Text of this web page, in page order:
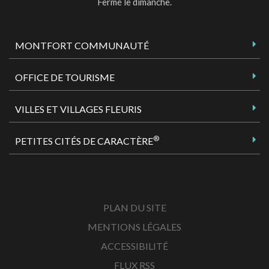
MONTFORT COMMUNAUTÉ
OFFICE DE TOURISME
VILLES ET VILLAGES FLEURIS
PETITES CITÉS DE CARACTÈRE®
PLAN DU SITE
MENTIONS LÉGALES
ACCESSIBILITÉ
FLUX RSS